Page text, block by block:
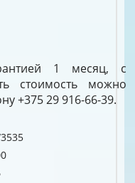
1 месяц, с
стоимость можно
+375 29 916-66-39.